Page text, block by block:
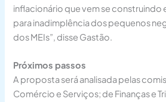
inflacionário que vem se
para inadimplência dos pequenos
dos MEIs”, disse Gastão.
Próximos passos
A proposta será analisada pelas
Comércio e Serviços; de Finanças e